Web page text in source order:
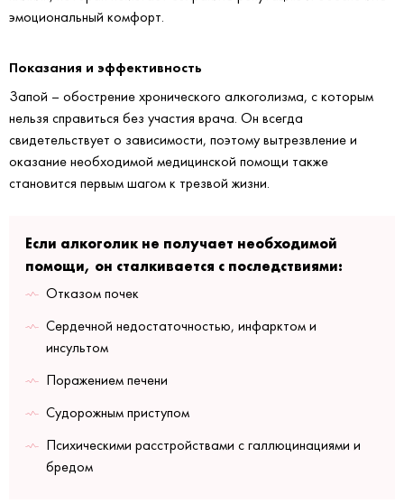
эмоциональный комфорт.
Показания и эффективность
Запой – обострение хронического алкоголизма, с которым
нельзя справиться без участия врача. Он всегда
свидетельствует о зависимости, поэтому вытрезвление и
оказание необходимой медицинской помощи также
становится первым шагом к трезвой жизни.
Если алкоголик не получает необходимой
помощи, он сталкивается с последствиями:
Отказом почек
Сердечной недостаточностью, инфарктом и
инсультом
Поражением печени
Судорожным приступом
Психическими расстройствами с галлюцинациями и
бредом